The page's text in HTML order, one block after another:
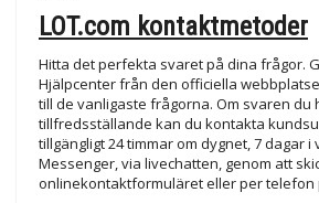
LOT.com kontaktmetoder
Hitta det perfekta svaret på dina frågor.
Hjälpcenter från den officiella
till de vanligaste frågorna. Om svaren du
tillfredsställande kan du kontakta
tillgängligt 24 timmar om dygnet, 7 dagar i
Messenger, via livechatten, genom att
onlinekontaktformuläret eller per telefon